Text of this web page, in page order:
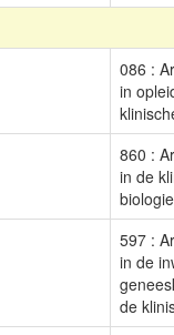
086 :
in
860 :
in de
biologie
597 :
in de
de